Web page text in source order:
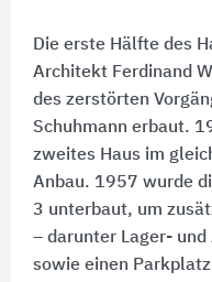
Die erste Hälfte des
Architekt Ferdinand
des zerstörten
Schuhmann erbaut.
zweites Haus im
Anbau. 1957 wurde
3 unterbaut, um
– darunter Lager-
sowie einen